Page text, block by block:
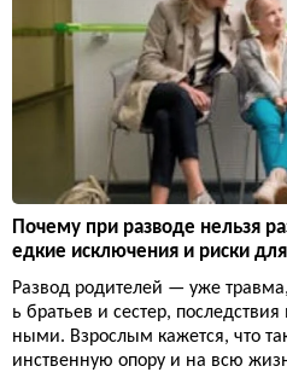
Почему при разводе нельзя
едкие исключения и риски
Развод родителей — уже
ь братьев и сестер,
ными. Взрослым кажется, что
инственную опору и на всю